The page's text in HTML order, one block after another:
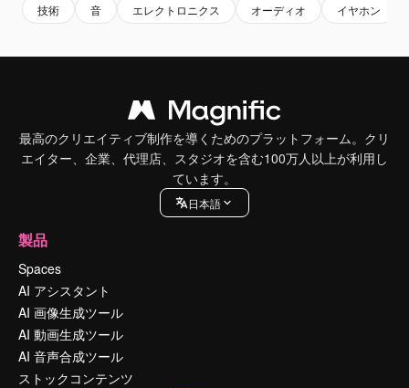
技術 音 エレクトロニクス オーディオ イヤホン
最高のクリエイティブ制作を導くためのプラットフォーム。クリ
エイター、企業、代理店、スタジオを含む100万人以上が利用し
ています。
日本語
製品
Spaces
AI アシスタント
AI 画像生成ツール
AI 動画生成ツール
AI 音声合成ツール
ストックコンテンツ